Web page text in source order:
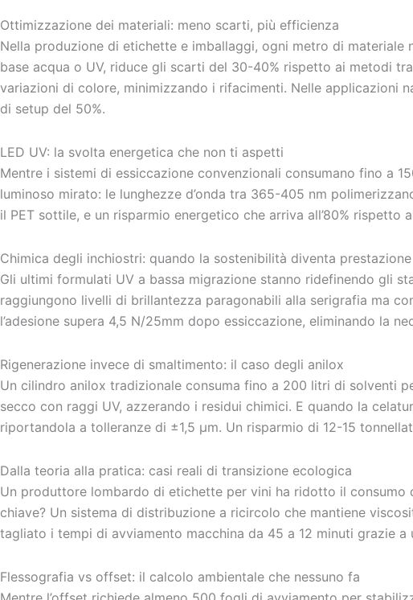
Ottimizzazione dei materiali: meno scarti, più efficienza
Nella produzione di etichette e imballaggi, ogni metro di
base acqua o UV, riduce gli scarti del 30-40% rispetto ai metodi
variazioni di colore, minimizzando i rifacimenti. Nelle applicazioni
di setup del 50%.
LED UV: la svolta energetica che non ti aspetti
Mentre i sistemi di essiccazione convenzionali consumano fino a
luminoso mirato: le lunghezze d’onda tra 365-405 nm
il PET sottile, e un risparmio energetico che arriva all’80%
Chimica degli inchiostri: quando la sostenibilità diventa prestazione
Gli ultimi formulati UV a bassa migrazione stanno ridefinendo gli
raggiungono livelli di brillantezza paragonabili alla serigrafia ma
l’adesione supera 4,5 N/25mm dopo essiccazione, eliminando la
Rigenerazione invece di smaltimento: il caso degli anilox
Un cilindro anilox tradizionale consuma fino a 200 litri di solventi
secco con raggi UV, azzerando i residui chimici. E quando la
riportandola a tolleranze di ±1,5 μm. Un risparmio di 12-15
Dalla teoria alla pratica: casi reali di transizione ecologica
Un produttore lombardo di etichette per vini ha ridotto il
chiave? Un sistema di distribuzione a ricircolo che mantiene
tagliato i tempi di avviamento macchina da 45 a 12 minuti grazie
Flessografia vs offset: il calcolo ambientale che nessuno fa